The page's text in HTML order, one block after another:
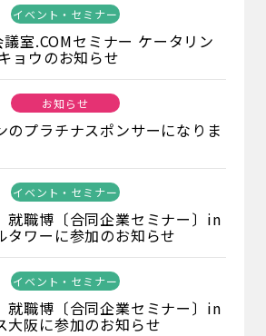
イベント・セミナー
議室.COMセミナー ケータリン
ョウのお知らせ
お知らせ
のプラチナスポンサーになりま
イベント・セミナー
職博〔合同企業セミナー〕in
タワーに参加のお知らせ
イベント・セミナー
職博〔合同企業セミナー〕in
大阪に参加のお知らせ